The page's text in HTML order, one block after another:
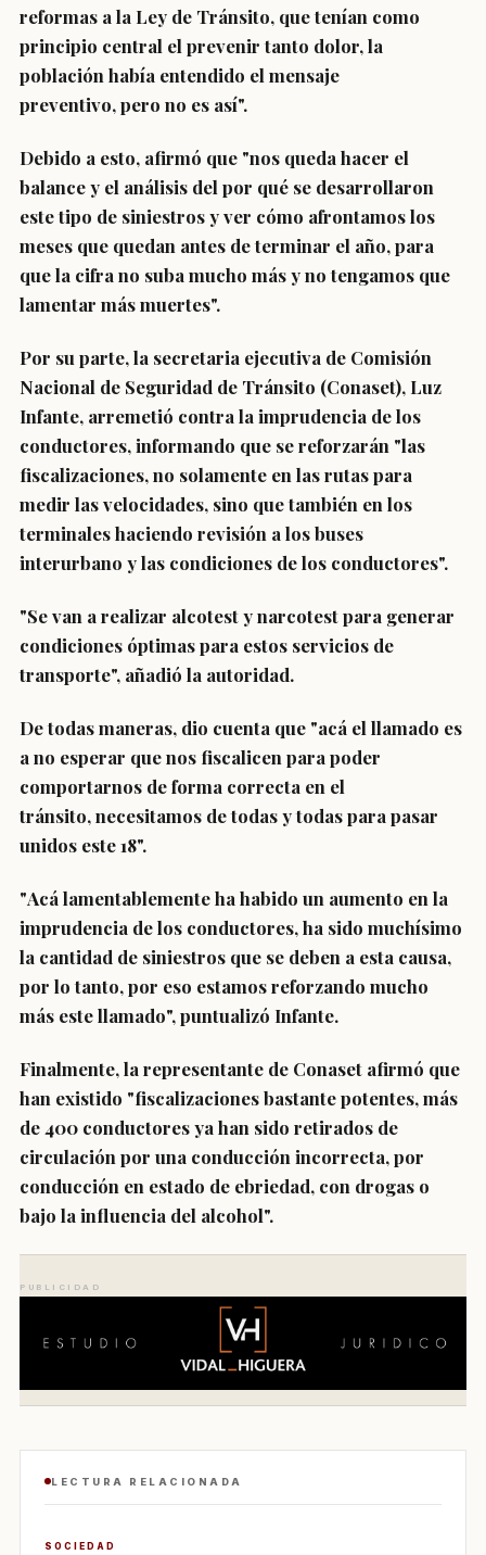
reformas a la Ley de Tránsito, que tenían como
principio central el prevenir tanto dolor,la
población había entendido el mensaje
preventivo,pero no es así".
Debido a esto, afirmó que "nos queda hacer el
balance y el análisis del por qué se desarrollaron
este tipo de siniestros y ver cómo afrontamos los
meses que quedan antes de terminar el año,para
que la cifra no suba mucho más y no tengamos que
lamentar más muertes".
Por su parte, la secretaria ejecutiva de Comisión
Nacional de Seguridad de Tránsito (Conaset), Luz
Infante, arremetió contra la imprudencia de los
conductores, informando que se reforzarán "las
fiscalizaciones,no solamente en las rutas para
medir las velocidades, sino que también en los
terminaleshaciendo revisión a los buses
interurbano y las condiciones de los conductores".
"Se van a realizar alcotest y narcotest para generar
condiciones óptimas para estos servicios de
transporte", añadió la autoridad.
De todas maneras, dio cuenta que "acá el llamado es
a no esperar que nos fiscalicen para poder
comportarnos de forma correcta en el
tránsito,necesitamos de todas y todas para pasar
unidos este 18".
"Acá lamentablemente ha habido un aumento en la
imprudencia de los conductores, ha sido muchísimo
la cantidad de siniestros que se deben a esta causa,
por lo tanto, por eso estamos reforzando mucho
más este llamado", puntualizó Infante.
Finalmente, la representante de Conaset afirmó que
han existido "fiscalizaciones bastante potentes,más
de 400 conductores ya han sido retirados de
circulación por una conducción incorrecta,por
conducción en estado de ebriedad, con drogas o
bajo la influencia del alcohol".
PUBLICIDAD
LECTURA RELACIONADA
SOCIEDAD